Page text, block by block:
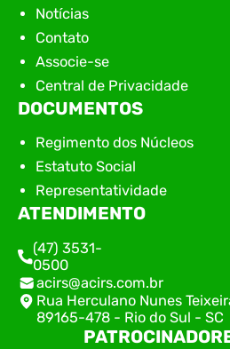
Notícias
Contato
Associe-se
Central de Privacidade
DOCUMENTOS
Regimento dos Núcleos
Estatuto Social
Representatividade
ATENDIMENTO
(47) 3531-
0500
acirs@acirs.com.br
Rua Herculano Nunes
89165-478 - Rio do Sul - SC